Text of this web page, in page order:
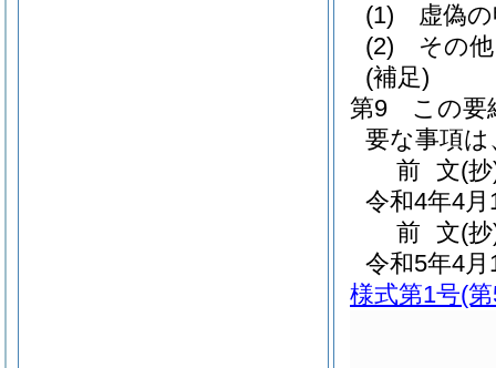
(1) 虚偽の
(2) その他
(補足)
第9 この要
要な事項
前文(
令和4年4
前文(
令和5年4
様式第1号(